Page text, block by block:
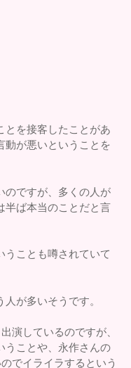
とを接客したことがあ
動が悪いということを
のですが、多くの人が
半ば本当のことだと言
うことも噂されていて
が多いそうです。
演しているのですが、
うことや、永作さんの
でイライラするという